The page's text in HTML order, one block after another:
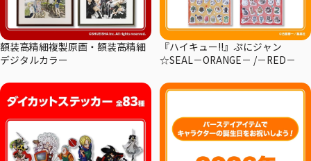
額装高精細複製原画・額装高精細
デジタルカラー
『ハイキュー!!』ぷにジャン
☆SEAL－ORANGE－ /－RED－